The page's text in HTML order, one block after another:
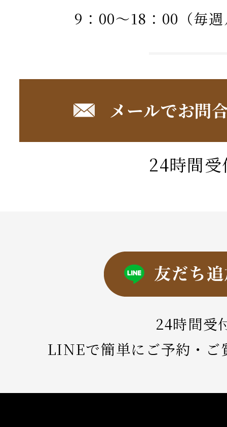
9：00～18：00（毎
メールでお問
24時間受
24時間受
LINEで簡単にご予約・ご